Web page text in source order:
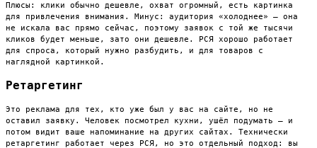
Плюсы: клики обычно дешевле, охват огромный, есть картинка
для привлечения внимания. Минус: аудитория «холоднее» — она
не искала вас прямо сейчас, поэтому заявок с той же тысячи
кликов будет меньше, зато они дешевле. РСЯ хорошо работает
для спроса, который нужно разбудить, и для товаров с
наглядной картинкой.
Ретаргетинг
Это реклама для тех, кто уже был у вас на сайте, но не
оставил заявку. Человек посмотрел кухни, ушёл подумать — и
потом видит ваше напоминание на других сайтах. Технически
ретаргетинг работает через РСЯ, но это отдельный подход: вы